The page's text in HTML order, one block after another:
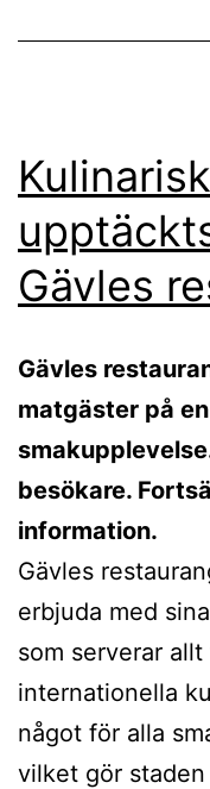
Kulinarisk
Gävles
Gävles
matgäster på
besökare.
information.
Gävles
erbjuda med
som serverar
internationella
något för alla
vilket gör